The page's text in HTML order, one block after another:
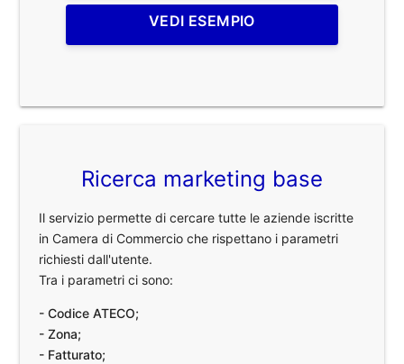
VEDI ESEMPIO
Ricerca marketing base
Il servizio permette di cercare tutte le aziende iscritte
in Camera di Commercio che rispettano i parametri
richiesti dall'utente.
Tra i parametri ci sono:
- Codice ATECO;
- Zona;
- Fatturato;